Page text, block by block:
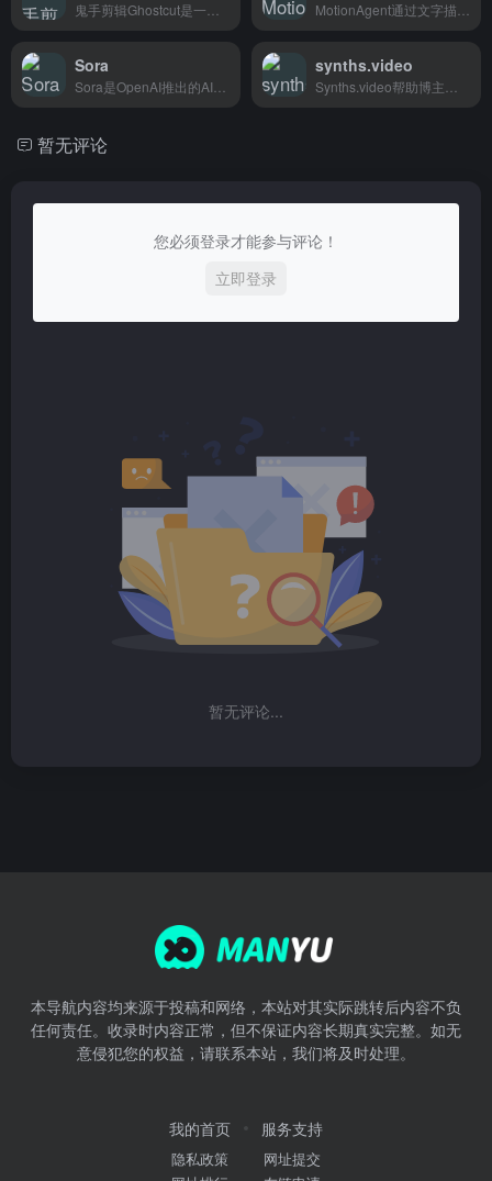
Sora synths.video
暂无评论
您必须登录才能参与评论！
立即登录
暂无评论...
本导航内容均来源于投稿和网络，本站对其实际跳转后内容不负
任何责任。收录时内容正常，但不保证内容长期真实完整。如无
意侵犯您的权益，请联系本站，我们将及时处理。
我的首页
隐私政策
服务支持
网址提交